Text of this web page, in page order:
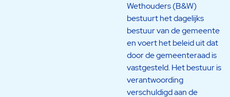
Wethouders (B&W)
bestuurt het dagelijks
bestuur van de gemeente
en voert het beleid uit dat
door de gemeenteraad is
vastgesteld. Het bestuur is
verantwoording
verschuldigd aan de